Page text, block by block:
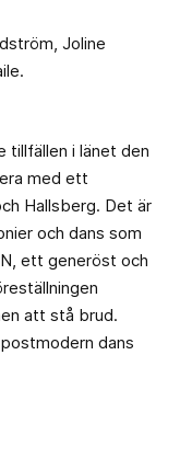
Joline
tillfällen i länet den
med ett
Hallsberg. Det är
och dans som
ett generöst och
att stå brud.
dans